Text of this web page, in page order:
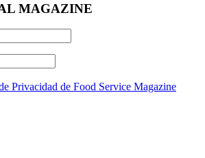
MAGAZINE
Privacidad de Food Service Magazine